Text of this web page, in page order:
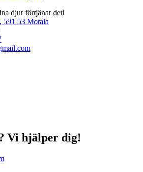
djur förtjänar det!
591 53 Motala
Vi hjälper dig!